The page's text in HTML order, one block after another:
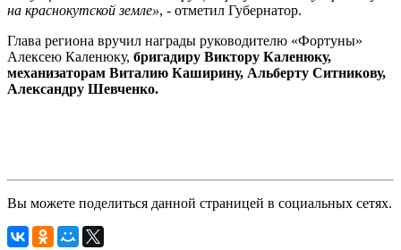
на краснокутской земле», - отметил Губернатор.
Глава региона вручил награды руководителю «Фортуны»
Алексею Каленюку, бригадиру Виктору Каленюку,
механизаторам Виталию Каширину, Альберту Ситникову,
Александру Шевченко.
Вы можете поделиться данной страницей в социальных сетях.